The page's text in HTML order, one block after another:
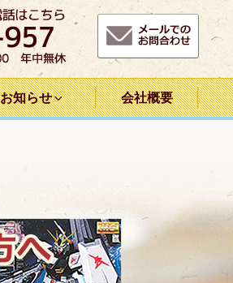
お知らせ 会社概要